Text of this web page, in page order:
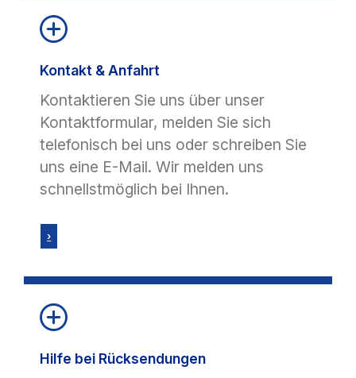
Kontakt & Anfahrt
Kontaktieren Sie uns über unser
Kontaktformular, melden Sie sich
telefonisch bei uns oder schreiben Sie
uns eine E-Mail. Wir melden uns
schnellstmöglich bei Ihnen.
›
Hilfe bei Rücksendungen